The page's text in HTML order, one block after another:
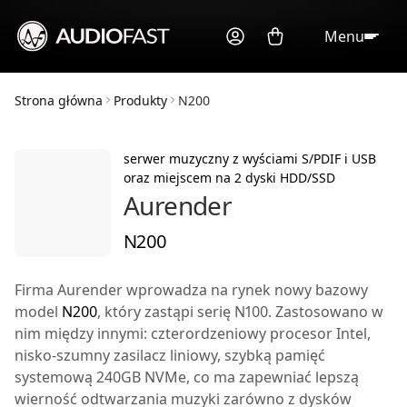
Menu
Strona główna Produkty N200
serwer muzyczny z wyściami S/PDIF i USB
oraz miejscem na 2 dyski HDD/SSD
Aurender
N200
Firma Aurender wprowadza na rynek nowy bazowy
model N200, który zastąpi serię N100. Zastosowano w
nim między innymi: czterordzeniowy procesor Intel,
nisko-szumny zasilacz liniowy, szybką pamięć
systemową 240GB NVMe, co ma zapewniać lepszą
wierność odtwarzania muzyki zarówno z dysków